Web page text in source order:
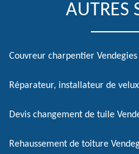
AUTRES
Couvreur charpentier Vendegies
Réparateur, installateur de
Devis changement de tuile
Rehaussement de toiture